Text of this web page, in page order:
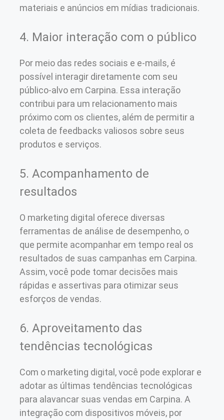
materiais e anúncios em mídias tradicionais.
4. Maior interação com o público
Por meio das redes sociais e e-mails, é
possível interagir diretamente com seu
público-alvo em Carpina. Essa interação
contribui para um relacionamento mais
próximo com os clientes, além de permitir a
coleta de feedbacks valiosos sobre seus
produtos e serviços.
5. Acompanhamento de
resultados
O marketing digital oferece diversas
ferramentas de análise de desempenho, o
que permite acompanhar em tempo real os
resultados de suas campanhas em Carpina.
Assim, você pode tomar decisões mais
rápidas e assertivas para otimizar seus
esforços de vendas.
6. Aproveitamento das
tendências tecnológicas
Com o marketing digital, você pode explorar e
adotar as últimas tendências tecnológicas
para alavancar suas vendas em Carpina. A
integração com dispositivos móveis, por